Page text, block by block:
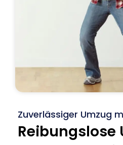
Zuverlässiger Umzug
Reibungslose